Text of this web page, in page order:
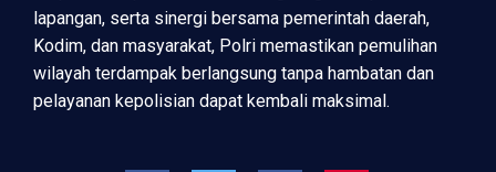
lapangan, serta sinergi bersama pemerintah daerah,
Kodim, dan masyarakat, Polri memastikan pemulihan
wilayah terdampak berlangsung tanpa hambatan dan
pelayanan kepolisian dapat kembali maksimal.